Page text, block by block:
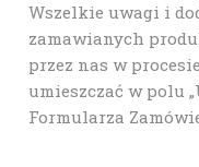
Wszelkie uwagi i
zamawianych
przez nas w
umieszczać w polu
Formularza